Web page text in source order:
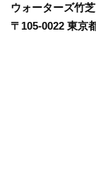
ウォーターズ竹芝
〒105-0022 東京